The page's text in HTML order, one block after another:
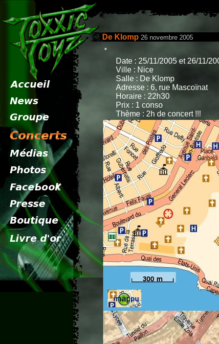
De Klomp 26 novembre 2005
Date : 25/11/2005 et 26/11/
Ville : Nice
Salle : De Klomp
Adresse : 6, rue Mascoïnat
Horaire : 22h30
Prix : 1 conso
Thème : 2h de concert !!!